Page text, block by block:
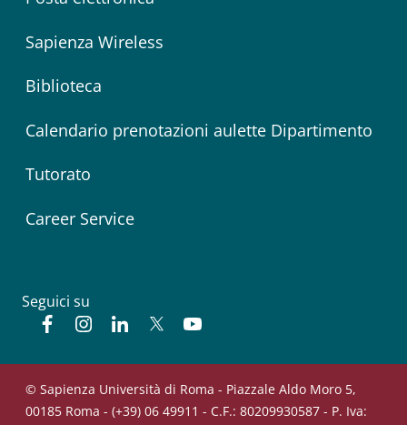
Sapienza Wireless
Biblioteca
Calendario prenotazioni aulette Dipartimento
Tutorato
Career Service
Seguici su
FacebookInstagramLinkedinTwitter
© Sapienza Università di Roma - Piazzale Aldo Moro 5,
00185 Roma - (+39) 06 49911 - C.F.: 80209930587 - P. Iva: